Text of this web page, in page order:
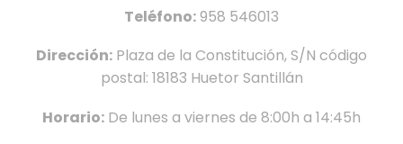
Teléfono:958 546013
Dirección: Plaza de la Constitución, S/N código
postal: 18183 Huetor Santillán
Horario: De lunes a viernes de 8:00h a 14:45h